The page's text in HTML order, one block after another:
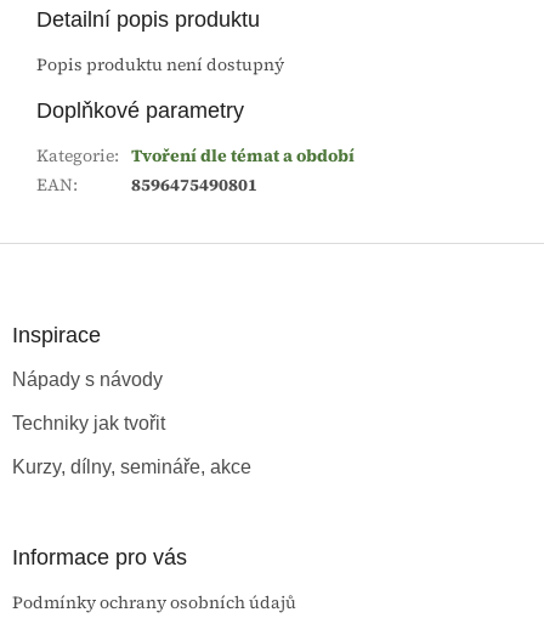
Detailní popis produktu
Popis produktu není dostupný
Doplňkové parametry
Kategorie: Tvoření dle témat a období
EAN: 8596475490801
Inspirace
Nápady s návody
Techniky jak tvořit
Kurzy, dílny, semináře, akce
Informace pro vás
Podmínky ochrany osobních údajů